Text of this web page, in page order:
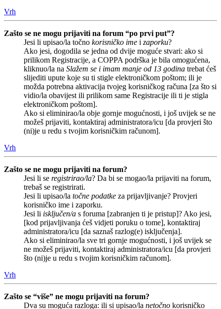
Vrh
Zašto se ne mogu prijaviti na forum “po prvi put”?
Jesi li upisao/la točno korisničko ime i zaporku?
Ako jesi, dogodila se jedna od dvije moguće stvari: ako si
prilikom Registracije, a COPPA podrška je bila omogućena,
kliknuo/la na Slažem se i imam manje od 13 godina trebat ćeš
slijediti upute koje su ti stigle elektroničkom poštom; ili je
možda potrebna aktivacija tvojeg korisničkog računa [za što si
vidio/la obavijest ili prilikom same Registracije ili ti je stigla
elektroničkom poštom].
Ako si eliminirao/la obje gornje mogućnosti, i još uvijek se ne
možeš prijaviti, kontaktiraj administratora/icu [da provjeri što
(ni)je u redu s tvojim korisničkim računom].
Vrh
Zašto se ne mogu prijaviti na forum?
Jesi li se registrirao/la? Da bi se mogao/la prijaviti na forum,
trebaš se registrirati.
Jesi li upisao/la točne podatke za prijavljivanje? Provjeri
korisničko ime i zaporku.
Jesi li isključen/a s foruma [zabranjen ti je pristup]? Ako jesi,
[kod prijavljivanja ćeš vidjeti poruku o tome], kontaktiraj
administratora/icu [da saznaš razlog(e) isključenja].
Ako si eliminirao/la sve tri gornje mogućnosti, i još uvijek se
ne možeš prijaviti, kontaktiraj administratora/icu [da provjeri
što (ni)je u redu s tvojim korisničkim računom].
Vrh
Zašto se “više” ne mogu prijaviti na forum?
Dva su moguća razloga: ili si upisao/la netočno korisničko